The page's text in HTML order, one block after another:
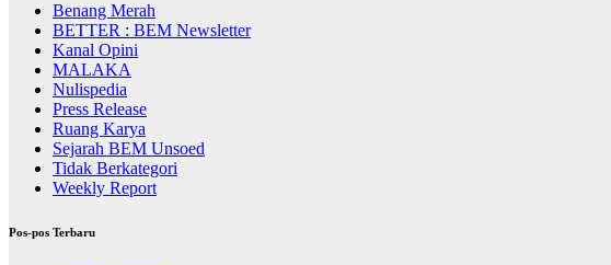
Benang Merah
BETTER : BEM Newsletter
Kanal Opini
MALAKA
Nulispedia
Press Release
Ruang Karya
Sejarah BEM Unsoed
Tidak Berkategori
Weekly Report
Pos-pos Terbaru